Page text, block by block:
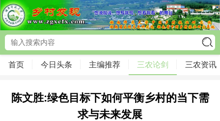
首页 今日头条 主编推荐 三农论剑 三农资讯
陈文胜:绿色目标下如何平衡乡村的当下需
求与未来发展